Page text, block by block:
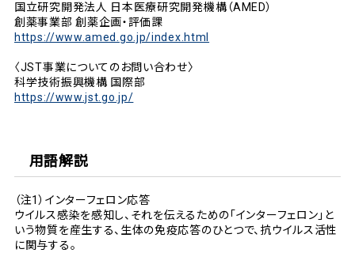
国立研究開発法人 日本医療研究開発機構（AMED）
創薬事業部 創薬企画・評価課
https://www.amed.go.jp/index.html
〈JST事業についてのお問い合わせ〉
科学技術振興機構 国際部
https://www.jst.go.jp/
用語解説
（注1）インターフェロン応答
ウイルス感染を感知し、それを伝えるための「インターフェロン」と
いう物質を産生する、生体の免疫応答のひとつで、抗ウイルス活性
に関与する。